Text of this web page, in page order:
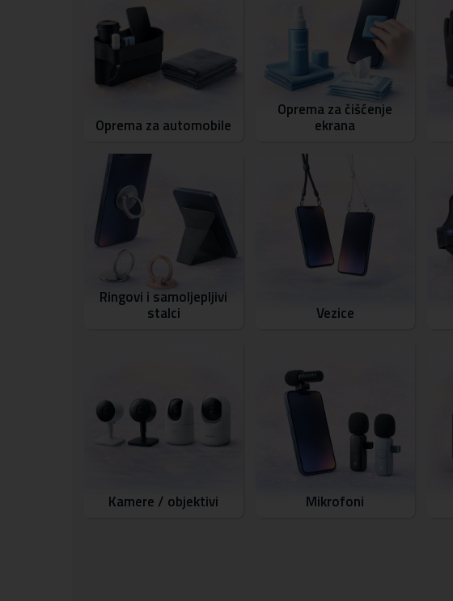
Oprema za automobile
Oprema za čišćenje
ekrana
Ringovi i samoljepljivi
stalci Vezice
Kamere / objektivi Mikrofoni